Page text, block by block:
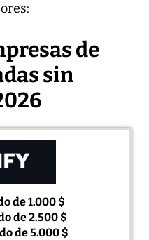
de
sin
de1.000 $
de2.500 $
de5.000 $